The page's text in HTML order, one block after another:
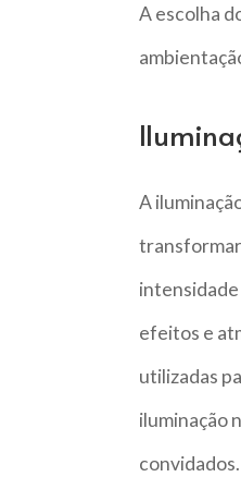
A escolha
A
transformar
intensidade
efeitos e
utilizadas
iluminação
convidados.